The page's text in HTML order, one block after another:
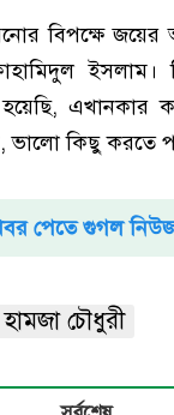
বিপক্ষে
এখানকার
কিছু করতে
পেতে গুগল
হামজা চৌধুরী